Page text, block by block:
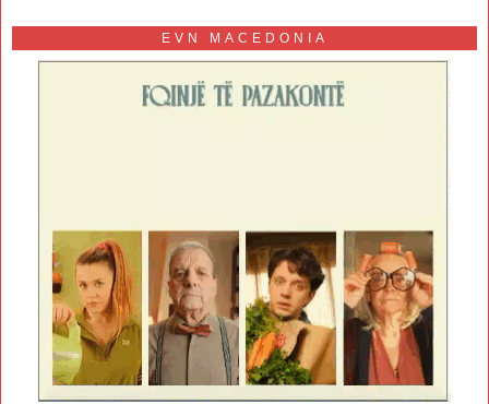
EVN MACEDONIA